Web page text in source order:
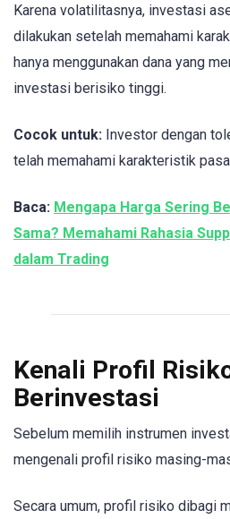
Karena volatilitasnya, investasi
dilakukan setelah memahami
hanya menggunakan dana yang
investasi berisiko tinggi.
Cocok untuk: Investor dengan
telah memahami karakteristik
Baca: Mengapa Harga Sering
Sama? Memahami Rahasia
dalam Trading
Kenali Profil
Berinvestasi
Sebelum memilih instrumen
mengenali profil risiko masing-
Secara umum, profil risiko dibagi